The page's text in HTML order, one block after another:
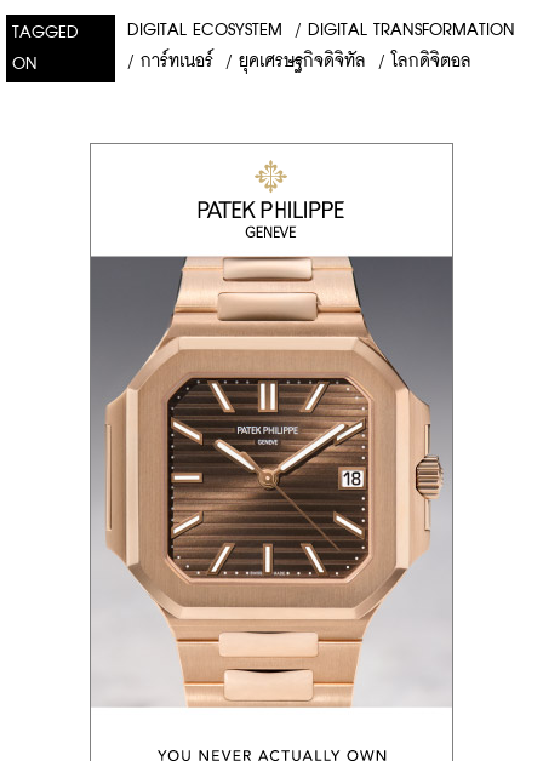
TAGGED
ON
DIGITAL ECOSYSTEM / DIGITAL TRANSFORMATION
/ การ์ทเนอร์ / ยุคเศรษฐกิจดิจิทัล / โลกดิจิตอล